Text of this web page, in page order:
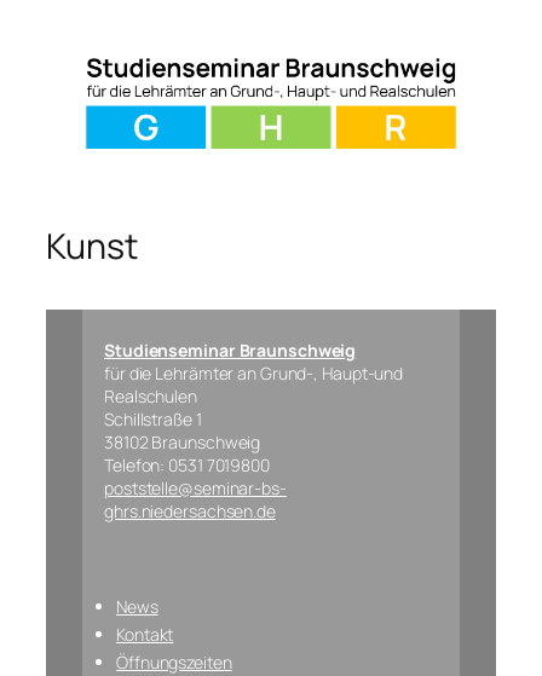
Kunst
Studienseminar Braunschweig
für die Lehrämter an Grund-, Haupt-und
Realschulen
Schillstraße 1
38102 Braunschweig
Telefon: 0531 7019800
poststelle@seminar-bs-
ghrs.niedersachsen.de
News
Kontakt
Öffnungszeiten